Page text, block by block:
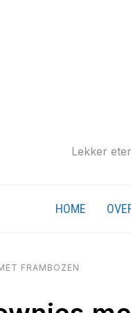
Lekker
HOME
FRAMBOZEN